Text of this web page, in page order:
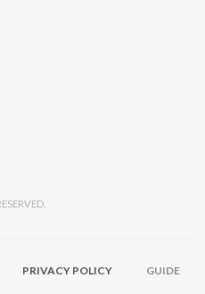
PRIVACY POLICY GUIDE